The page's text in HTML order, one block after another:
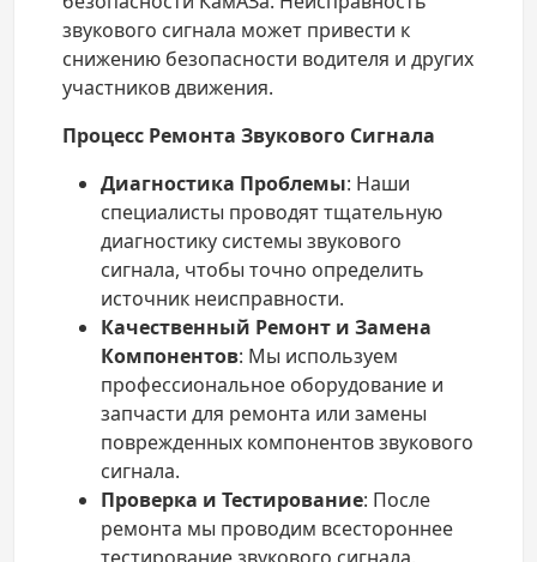
звукового сигнала может привести к
снижению безопасности водителя и других
участников движения.
Процесс Ремонта Звукового Сигнала
Диагностика Проблемы: Наши
специалисты проводят тщательную
диагностику системы звукового
сигнала, чтобы точно определить
источник неисправности.
Качественный Ремонт и Замена
Компонентов: Мы используем
профессиональное оборудование и
запчасти для ремонта или замены
поврежденных компонентов звукового
сигнала.
Проверка и Тестирование: После
ремонта мы проводим всестороннее